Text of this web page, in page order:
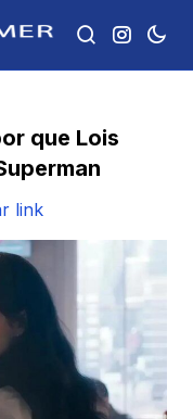
que Lois
link